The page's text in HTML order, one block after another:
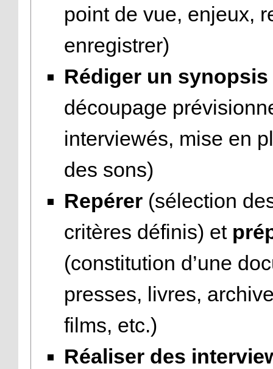
point de vue, enjeux,
enregistrer)
Rédiger un synopsis
découpage
interviewés, mise en
des sons)
Repérer (sélection
critères définis) et
(constitution d’une
presses, livres,
films, etc.)
Réaliser des